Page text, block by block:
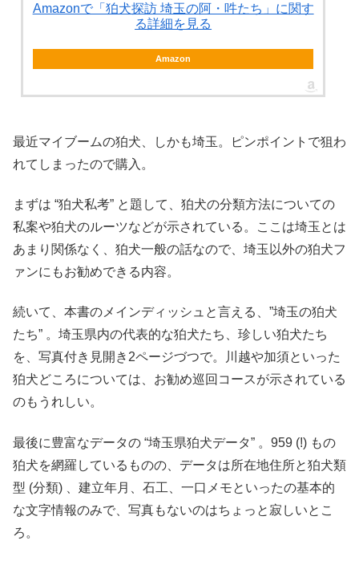
Amazonで「狛犬探訪 埼玉の阿・吽たち」に関す
る詳細を見る
Amazon
最近マイブームの狛犬、しかも埼玉。ピンポイントで狙わ
れてしまったので購入。
まずは “狛犬私考” と題して、狛犬の分類方法についての
私案や狛犬のルーツなどが示されている。ここは埼玉とは
あまり関係なく、狛犬一般の話なので、埼玉以外の狛犬フ
ァンにもお勧めできる内容。
続いて、本書のメインディッシュと言える、”埼玉の狛犬
たち” 。埼玉県内の代表的な狛犬たち、珍しい狛犬たち
を、写真付き見開き2ページづつで。川越や加須といった
狛犬どころについては、お勧め巡回コースが示されている
のもうれしい。
最後に豊富なデータの “埼玉県狛犬データ” 。959 (!) もの
狛犬を網羅しているものの、データは所在地住所と狛犬類
型 (分類) 、建立年月、石工、一口メモといったの基本的
な文字情報のみで、写真もないのはちょっと寂しいとこ
ろ。